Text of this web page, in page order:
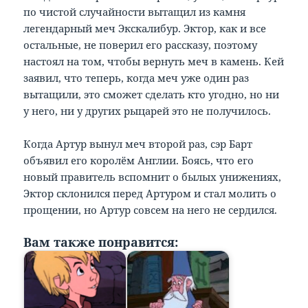
по чистой случайности вытащил из камня
легендарный меч Экскалибур. Эктор, как и все
остальные, не поверил его рассказу, поэтому
настоял на том, чтобы вернуть меч в камень. Кей
заявил, что теперь, когда меч уже один раз
вытащили, это сможет сделать кто угодно, но ни
у него, ни у других рыцарей это не получилось.
Когда Артур вынул меч второй раз, сэр Барт
объявил его королём Англии. Боясь, что его
новый правитель вспомнит о былых унижениях,
Эктор склонился перед Артуром и стал молить о
прощении, но Артур совсем на него не сердился.
Вам также понравится: